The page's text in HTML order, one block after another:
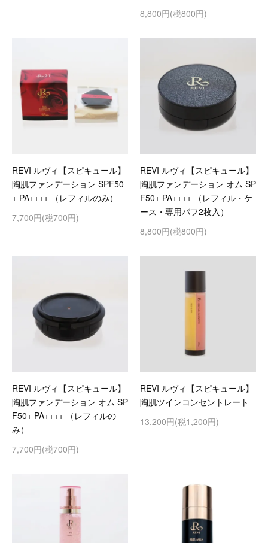
8,800円(税800円)
REVI ルヴィ【スピキュール】
陶肌ファンデーション SPF50
+ PA++++ （レフィルのみ）
7,700円(税700円)
REVI ルヴィ【スピキュール】
陶肌ファンデーション オム SP
F50+ PA++++ （レフィル・ケ
ース・専用パフ2枚入）
8,800円(税800円)
REVI ルヴィ【スピキュール】
陶肌ファンデーション オム SP
F50+ PA++++ （レフィルの
み）
7,700円(税700円)
REVI ルヴィ【スピキュール】
陶肌ツインコンセントレート
13,200円(税1,200円)